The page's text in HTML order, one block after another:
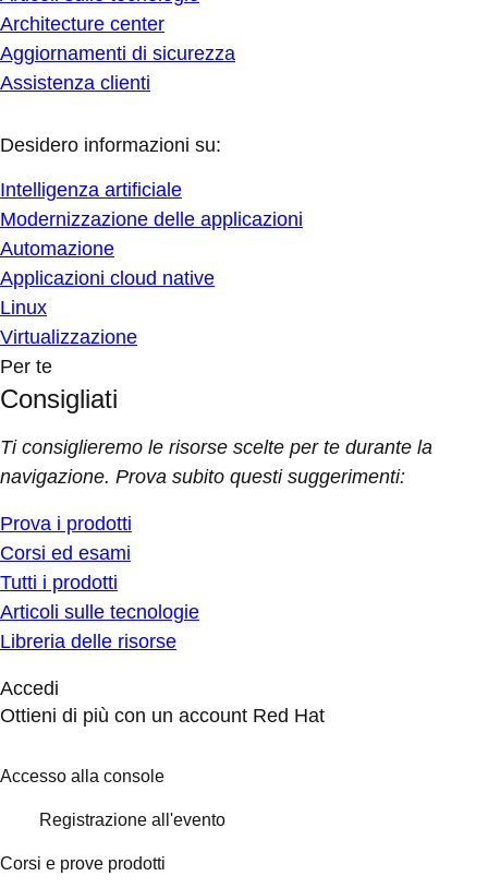
Architecture center
Aggiornamenti di sicurezza
Assistenza clienti
Desidero informazioni su:
Intelligenza artificiale
Modernizzazione delle applicazioni
Automazione
Applicazioni cloud native
Linux
Virtualizzazione
Per te
Consigliati
Ti consiglieremo le risorse scelte per te durante la
navigazione. Prova subito questi suggerimenti:
Prova i prodotti
Corsi ed esami
Tutti i prodotti
Articoli sulle tecnologie
Libreria delle risorse
Accedi
Ottieni di più con un account Red Hat
Accesso alla console
Registrazione all'evento
Corsi e prove prodotti